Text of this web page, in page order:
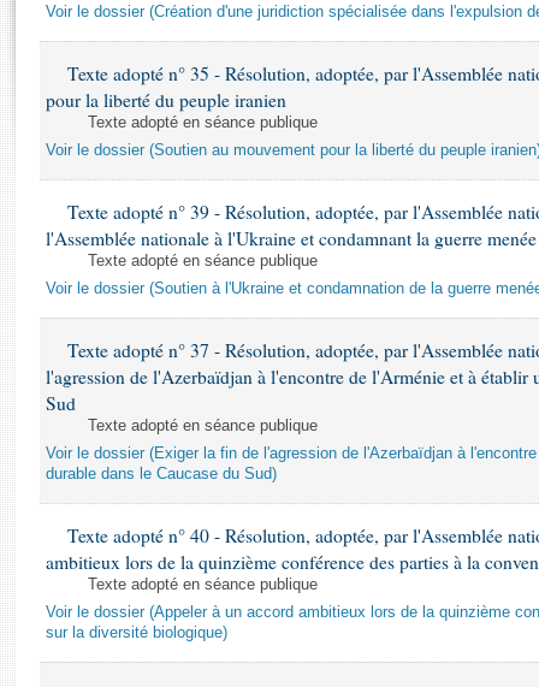
Rapports d'enquête
Rapports législatifs
Rapports sur l'application des lois
Dossiers législatifs
Budget et sécurité sociale
Anciennes législatures
Liens vers les sites publics
Voir le dossier (Création d'une juridiction spécialisée dans l'expulsion
Texte adopté n° 35 - Résolution, adoptée, par l'Assemblée
pour la liberté du peuple iranien
Texte adopté en séance publique
Voir le dossier (Soutien au mouvement pour la liberté du peuple
Texte adopté n° 39 - Résolution, adoptée, par l'Assemblée
l'Assemblée nationale à l'Ukraine et condamnant la guerre
Texte adopté en séance publique
Voir le dossier (Soutien à l'Ukraine et condamnation de la guerre
Texte adopté n° 37 - Résolution, adoptée, par l'Assemblée
l'agression de l'Azerbaïdjan à l'encontre de l'Arménie et à établir
Sud
Texte adopté en séance publique
Voir le dossier (Exiger la fin de l'agression de l'Azerbaïdjan à
durable dans le Caucase du Sud)
Texte adopté n° 40 - Résolution, adoptée, par l'Assemblée
ambitieux lors de la quinzième conférence des parties à la
Texte adopté en séance publique
Voir le dossier (Appeler à un accord ambitieux lors de la quinzième
sur la diversité biologique)